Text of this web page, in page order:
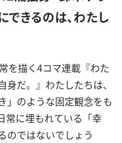
できるのは、わたし
を描く4コマ連載『わた
だ。』わたしたちは、
」のような固定観念をも
常に埋もれている「幸
のではないでしょう